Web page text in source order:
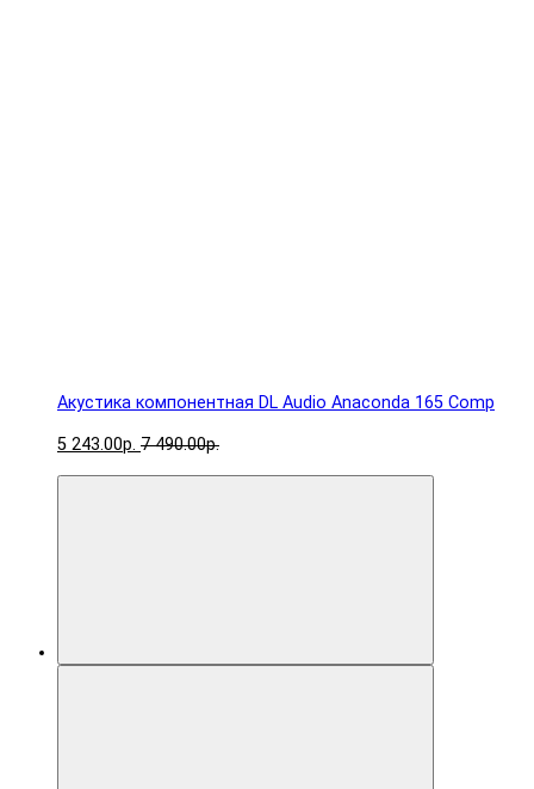
Акустика компонентная DL Audio Anaconda 165 Comp
5 243.00р. 7 490.00р.